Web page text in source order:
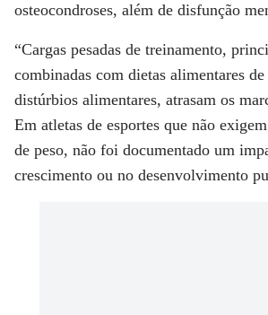
osteocondroses, além de disfunção
“Cargas pesadas de treinamento,
combinadas com dietas alimentares
distúrbios alimentares, atrasam os
Em atletas de esportes que não
de peso, não foi documentado um
crescimento ou no desenvolvimento